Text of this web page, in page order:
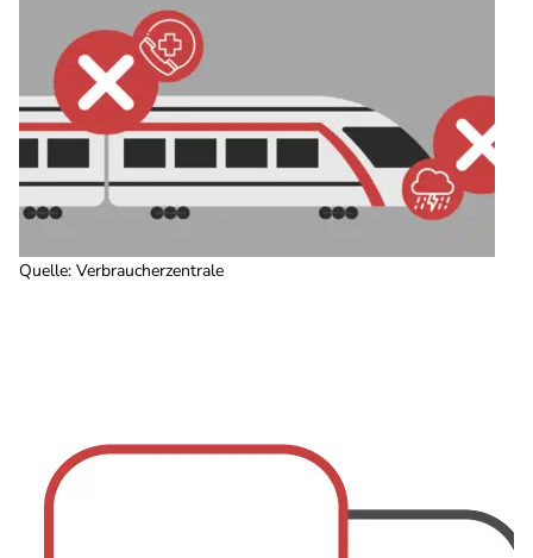
Quelle: Verbraucherzentrale